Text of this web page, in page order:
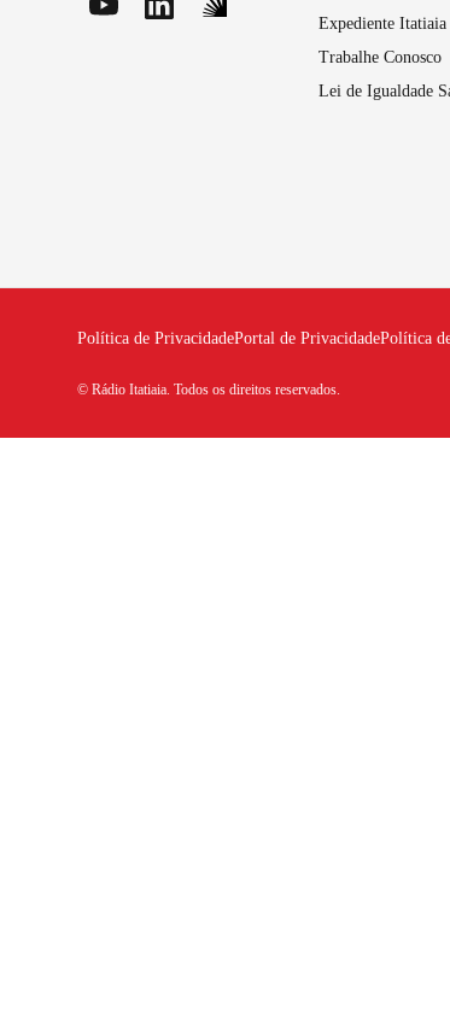
Expediente Itatiaia
Trabalhe Conosco
Lei de Igualdade
Política de PrivacidadePortal de PrivacidadePolítica
© Rádio Itatiaia. Todos os direitos reservados.